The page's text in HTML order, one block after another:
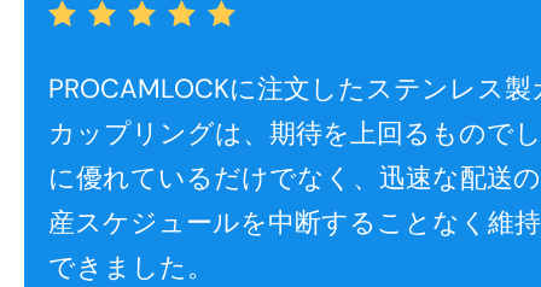
PROCAMLOCKに注文したステンレス
カップリングは、期待を上回るもので
に優れているだけでなく、迅速な配送
産スケジュールを中断することなく維
できました。